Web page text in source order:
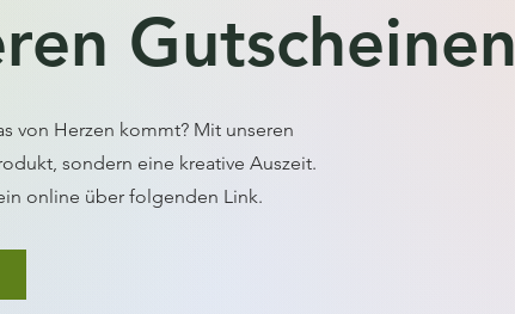
Gutscheinen
von Herzen kommt? Mit unseren
sondern eine kreative Auszeit.
online über folgenden Link.